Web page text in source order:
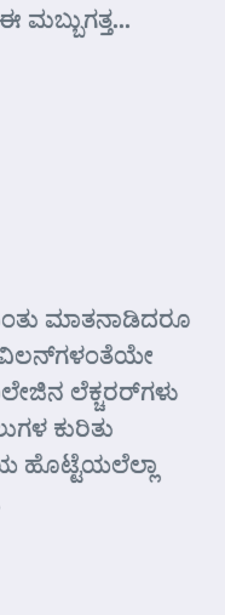
ಮಬ್ಬುಗತ್ತ...
ಮಾತನಾಡಿದರೂ
ವಿಲನ್‌ಗಳಂತೆಯೇ
ಲೆಕ್ಚರರ್‌ಗಳು
ಕುರಿತು
ಹೊಟ್ಟೆಯಲೆಲ್ಲಾ